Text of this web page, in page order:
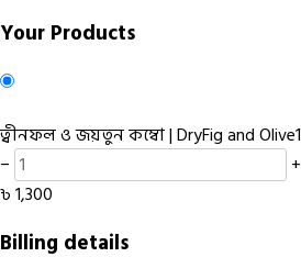
Your Products
ত্বীনফল ও জয়তুন কম্বো | DryFig and Olive1
−
+
৳1,300
Billing details